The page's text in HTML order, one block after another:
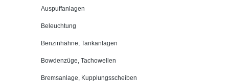
Auspuffanlagen
Beleuchtung
Benzinhähne, Tankanlagen
Bowdenzüge, Tachowellen
Bremsanlage, Kupplungsscheiben